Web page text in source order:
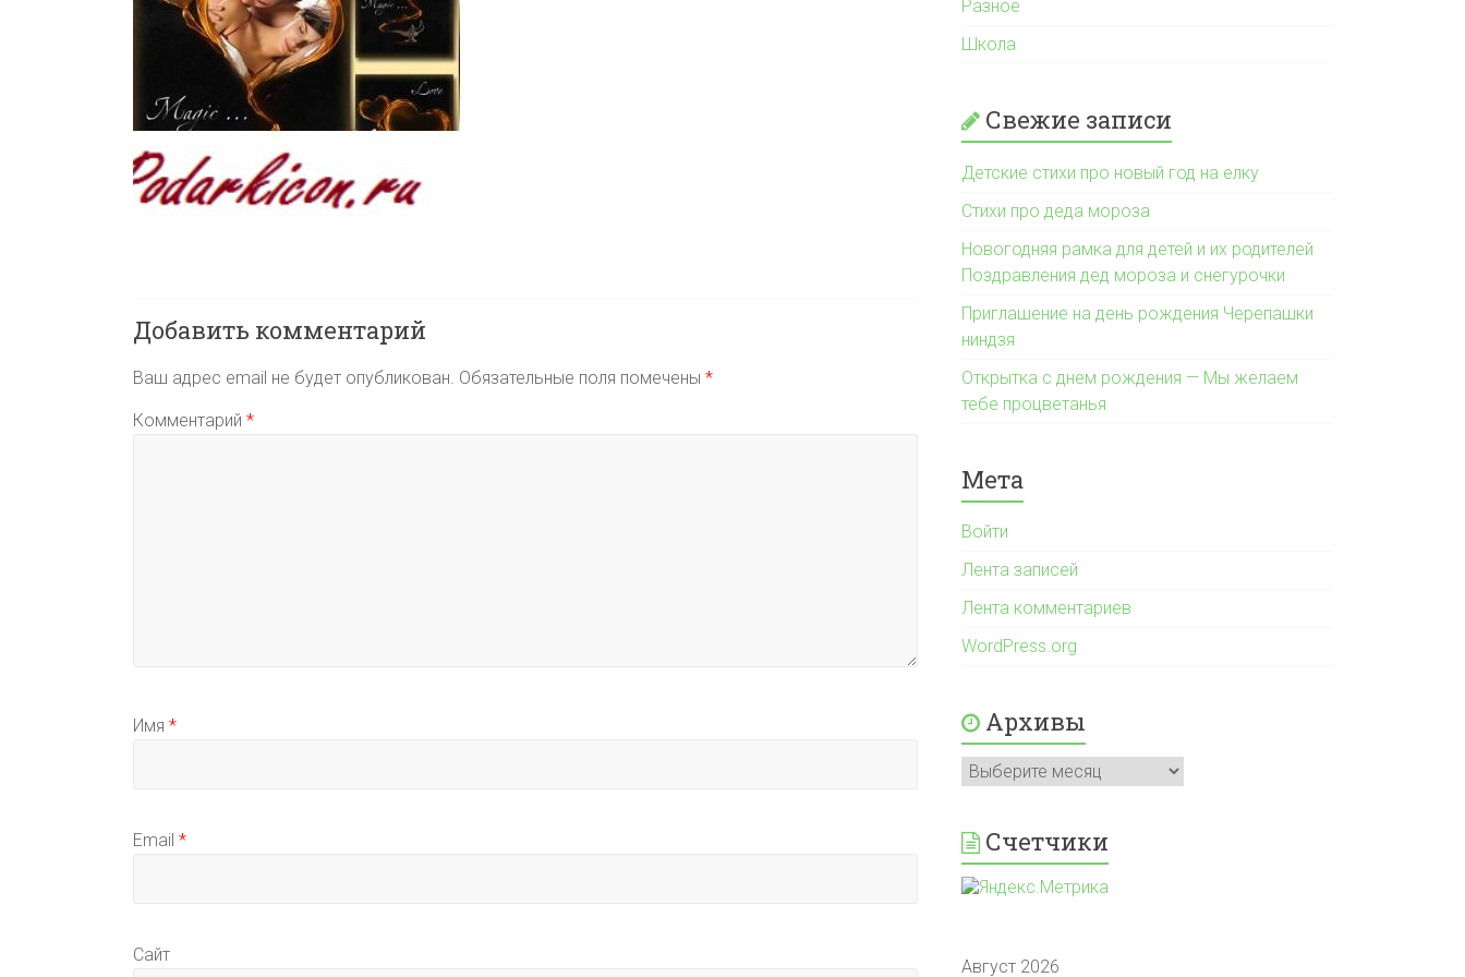
Добавить комментарий
Ваш адрес email не будет опубликован. Обязательные поля помечены *
Комментарий *
Имя *
Email *
Сайт
Разное
Школа
Свежие записи
Детские стихи про новый год на елку
Стихи про деда мороза
Новогодняя рамка для детей и их родителей
Поздравления дед мороза и снегурочки
Приглашение на день рождения Черепашки
ниндзя
Открытка с днем рождения — Мы желаем
тебе процветанья
Мета
Войти
Лента записей
Лента комментариев
WordPress.org
Архивы
Архивы
Счетчики
Август 2026